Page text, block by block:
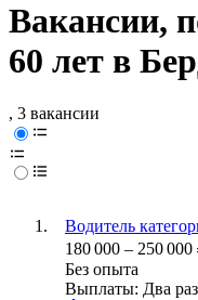
Вакансии,
60 лет в
, 3 вакансии
Водитель
180 000 – 250 000
Без опыта
Выплаты: Два